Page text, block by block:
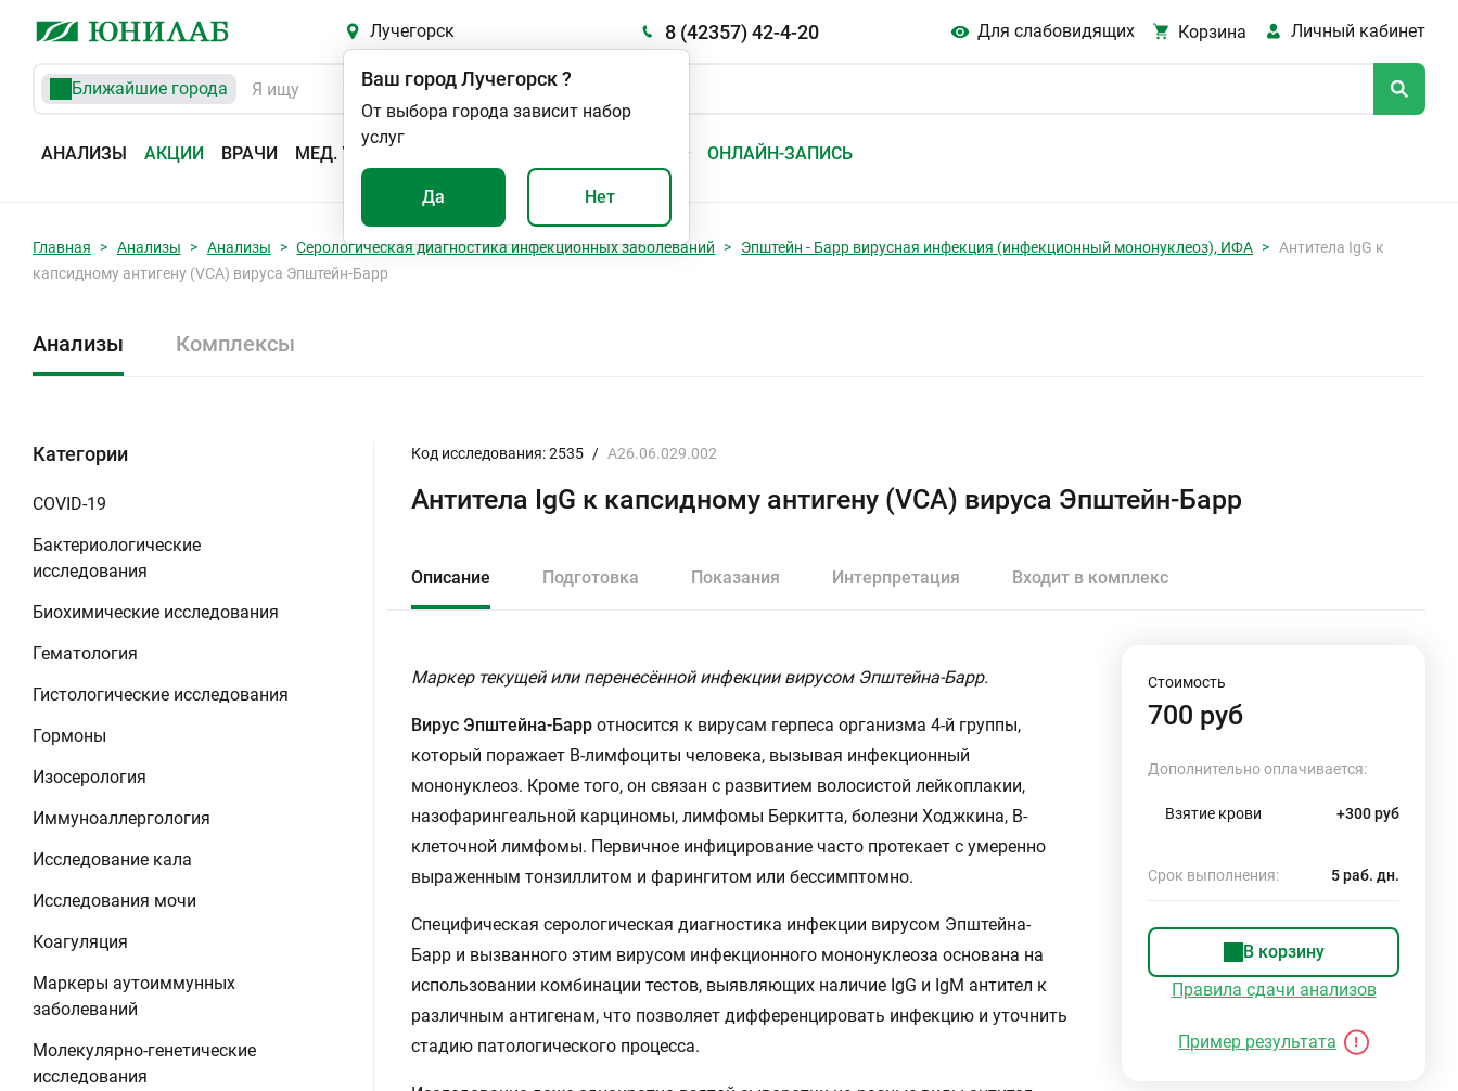
Лучегорск 8 (42357) 42-4-20 Для слабовидящих Корзина Личный кабинет
Ближайшие города
АНАЛИЗЫ АКЦИИ ВРАЧИ МЕД. УСЛУГИ ОНЛАЙН-ЗАПИСЬ
Ваш городЛучегорск?
От выбора города зависит набор
услуг
Да Нет
Главная Анализы Анализы Серологическая диагностика инфекционных заболеваний Эпштейн - Барр вирусная инфекция (инфекционный мононуклеоз), ИФА
Антитела IgG к
капсидному антигену (VCA) вируса Эпштейн-Барр
Анализы Комплексы
Категории
COVID-19
Бактериологические
исследования
Биохимические исследования
Гематология
Гистологические исследования
Гормоны
Изосерология
Иммуноаллергология
Исследование кала
Исследования мочи
Коагуляция
Маркеры аутоиммунных
заболеваний
Молекулярно-генетические
исследования
Код исследования: 2535 / A26.06.029.002
Антитела IgG к капсидному антигену (VCA) вируса Эпштейн-Барр
Описание Подготовка Показания Интерпретация Входит в комплекс
Маркер текущей или перенесённой инфекции вирусом Эпштейна-Барр.
Вирус Эпштейна-Барр относится к вирусам герпеса организма 4-й группы,
который поражает В-лимфоциты человека, вызывая инфекционный
мононуклеоз. Кроме того, он связан с развитием волосистой лейкоплакии,
назофарингеальной карциномы, лимфомы Беркитта, болезни Ходжкина, В-
клеточной лимфомы. Первичное инфицирование часто протекает с умеренно
выраженным тонзиллитом и фарингитом или бессимптомно.
Специфическая серологическая диагностика инфекции вирусом Эпштейна-
Барр и вызванного этим вирусом инфекционного мононуклеоза основана на
использовании комбинации тестов, выявляющих наличие IgG и IgM антител к
различным антигенам, что позволяет дифференцировать инфекцию и уточнить
стадию патологического процесса.
Стоимость
700 руб
Дополнительно оплачивается:
Взятие крови +300 руб
Срок выполнения: 5 раб. дн.
В корзину
Правила сдачи анализов
Пример результата